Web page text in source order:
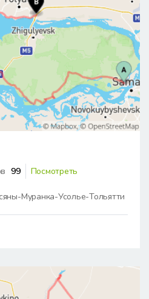
99 Посмотреть
Муранка-Усолье-Тольятти